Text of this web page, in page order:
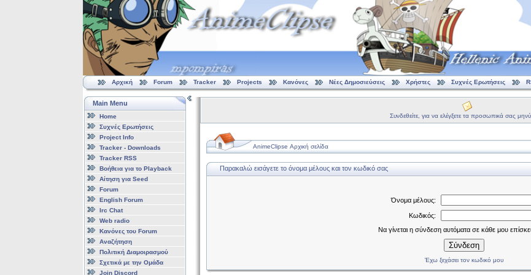
Αρχική Forum Tracker Projects Κανόνες Νέες Δημοσιεύσεις Χρήστες Συχνές Ερωτήσεις
Main Menu
Home
Συχνές Ερωτήσεις
Project Info
Tracker - Downloads
Tracker RSS
Βοήθεια για το Playback
Αίτηση για Seed
Forum
English Forum
Irc Chat
Web radio
Κανόνες του Forum
Αναζήτηση
Πολιτική Διαμοιρασμού
Σχετικά με την Ομάδα
Join Discord
Συνδεθείτε, για να ελέγξετε τα προσωπικά σας
AnimeClipse Αρχική σελίδα
Παρακαλώ εισάγετε το όνομα μέλους και τον κωδικό σας
Όνομα μέλους:
Κωδικός:
Να γίνεται η σύνδεση αυτόματα σε κάθε μου
Σύνδεση
Έχω ξεχάσει τον κωδικό μου